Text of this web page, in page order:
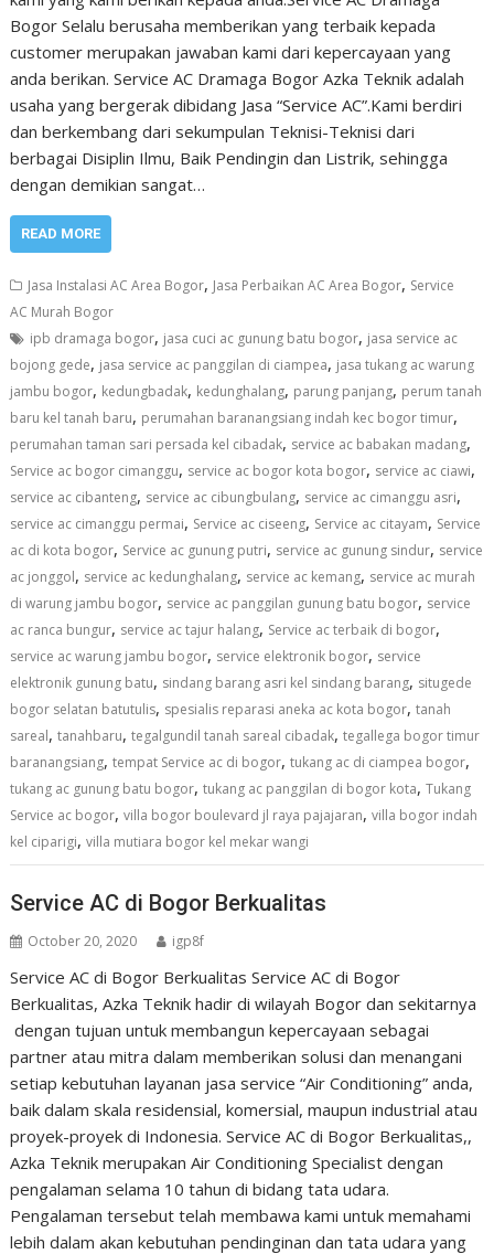
Bogor Selalu berusaha memberikan yang terbaik kepada
customer merupakan jawaban kami dari kepercayaan yang
anda berikan. Service AC Dramaga Bogor Azka Teknik adalah
usaha yang bergerak dibidang Jasa “Service AC”.Kami berdiri
dan berkembang dari sekumpulan Teknisi-Teknisi dari
berbagai Disiplin Ilmu, Baik Pendingin dan Listrik, sehingga
dengan demikian sangat…
READ MORE
Jasa Instalasi AC Area Bogor, Jasa Perbaikan AC Area Bogor, Service
AC Murah Bogor
ipb dramaga bogor, jasa cuci ac gunung batu bogor, jasa service ac
bojong gede, jasa service ac panggilan di ciampea, jasa tukang ac warung
jambu bogor, kedungbadak, kedunghalang, parung panjang, perum tanah
baru kel tanah baru, perumahan baranangsiang indah kec bogor timur,
perumahan taman sari persada kel cibadak, service ac babakan madang,
Service ac bogor cimanggu, service ac bogor kota bogor, service ac ciawi,
service ac cibanteng, service ac cibungbulang, service ac cimanggu asri,
service ac cimanggu permai, Service ac ciseeng, Service ac citayam, Service
ac di kota bogor, Service ac gunung putri, service ac gunung sindur, service
ac jonggol, service ac kedunghalang, service ac kemang, service ac murah
di warung jambu bogor, service ac panggilan gunung batu bogor, service
ac ranca bungur, service ac tajur halang, Service ac terbaik di bogor,
service ac warung jambu bogor, service elektronik bogor, service
elektronik gunung batu, sindang barang asri kel sindang barang, situgede
bogor selatan batutulis, spesialis reparasi aneka ac kota bogor,tanah
sareal,tanahbaru,tegalgundil tanah sareal cibadak,tegallega bogor timur
baranangsiang,tempat Service ac di bogor,tukang ac di ciampea bogor,
tukang ac gunung batu bogor,tukang ac panggilan di bogor kota,Tukang
Service ac bogor,villa bogor boulevard jl raya pajajaran,villa bogor indah
kel ciparigi,villa mutiara bogor kel mekar wangi
Service AC di Bogor Berkualitas
October 20, 2020 igp8f
Service AC di Bogor Berkualitas Service AC di Bogor
Berkualitas, Azka Teknik hadir di wilayah Bogor dan sekitarnya
dengan tujuan untuk membangun kepercayaan sebagai
partner atau mitra dalam memberikan solusi dan menangani
setiap kebutuhan layanan jasa service “Air Conditioning” anda,
baik dalam skala residensial, komersial, maupun industrial atau
proyek-proyek di Indonesia. Service AC di Bogor Berkualitas,,
Azka Teknik merupakan Air Conditioning Specialist dengan
pengalaman selama 10 tahun di bidang tata udara.
Pengalaman tersebut telah membawa kami untuk memahami
lebih dalam akan kebutuhan pendinginan dan tata udara yang